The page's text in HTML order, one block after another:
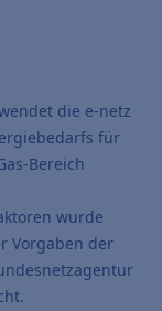
die e-netz
für
Bereich
wurde
Vorgaben der